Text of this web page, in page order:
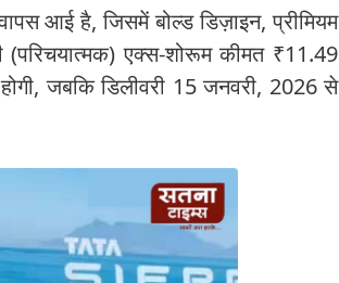
आई है, जिसमें बोल्ड डिज़ाइन, प्रीमियम
एक्स-शोरूम कीमत ₹11.49
जबकि डिलीवरी 15 जनवरी, 2026 से